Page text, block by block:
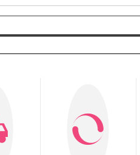
ます。
サービスを利用しようとするユーザーの特定を
利用状況の閲覧を行っていただくため
るため